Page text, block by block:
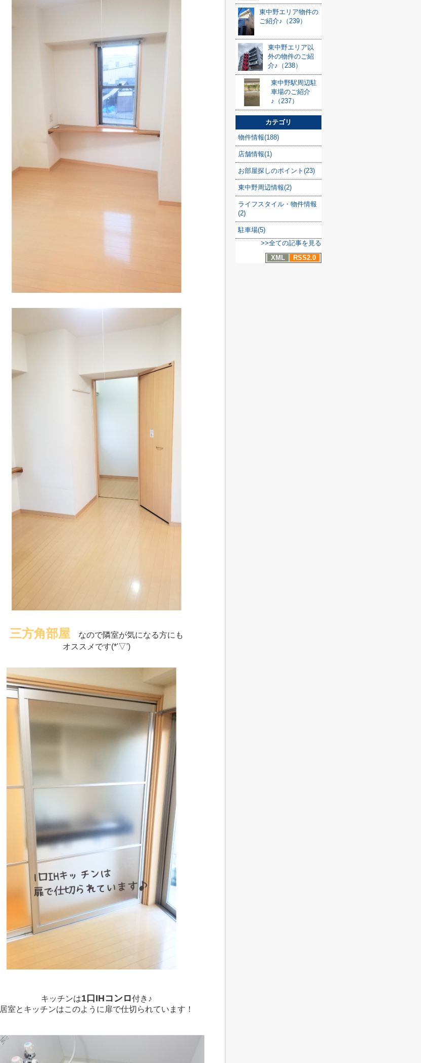
三方角部屋 なので隣室が気になる方にも
オススメです(*'▽')
キッチンは1口IHコンロ付き♪
居室とキッチンはこのように扉で仕切られています！
東中野エリア物件の
ご紹介♪（239）
東中野エリア以
外の物件のご紹
介♪（238）
東中野駅周辺駐
車場のご紹介
♪（237）
カテゴリ
物件情報(188)
店舗情報(1)
お部屋探しのポイント(23)
東中野周辺情報(2)
ライフスタイル・物件情報
(2)
駐車場(5)
>>全ての記事を見る
XML
RSS2.0